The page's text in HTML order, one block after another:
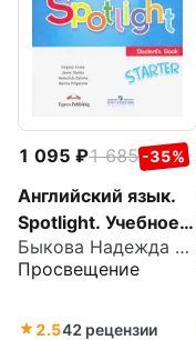
1 095 1 685 -35%
Английский язык.
Spotlight. Учебное
пособие для
начинающих
Быкова Надежда Ильинична
Просвещение
2.542 рецензии